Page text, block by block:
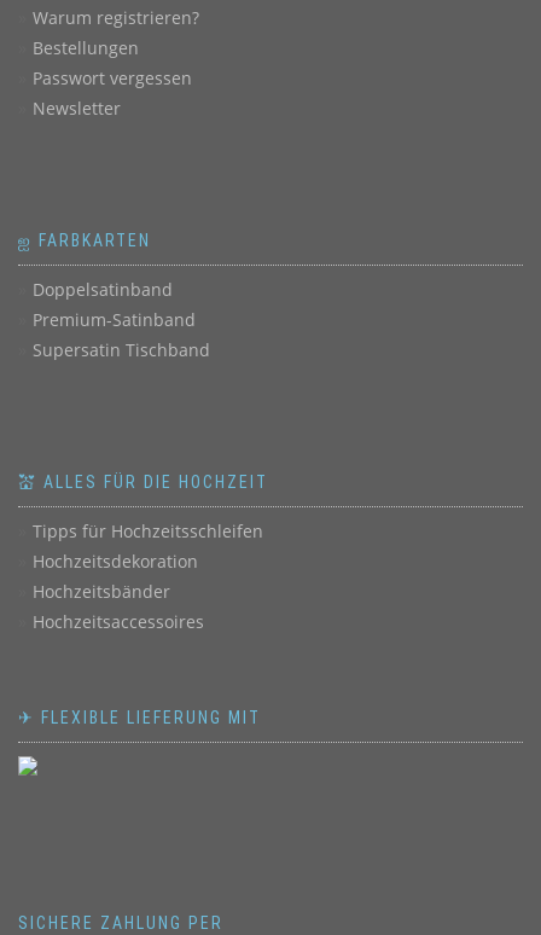
Warum registrieren?
Bestellungen
Passwort vergessen
Newsletter
ஐ FARBKARTEN
Doppelsatinband
Premium-Satinband
Supersatin Tischband
💒 ALLES FÜR DIE HOCHZEIT
Tipps für Hochzeitsschleifen
Hochzeitsdekoration
Hochzeitsbänder
Hochzeitsaccessoires
✈ FLEXIBLE LIEFERUNG MIT
SICHERE ZAHLUNG PER